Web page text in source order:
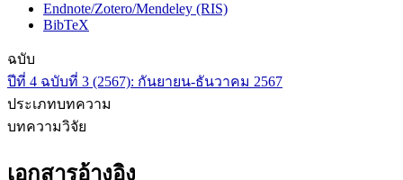
Endnote/Zotero/Mendeley (RIS)
BibTeX
ฉบับ
ปีที่ 4 ฉบับที่ 3 (2567): กันยายน-ธันวาคม 2567
ประเภทบทความ
บทความวิจัย
เอกสารอ้างอิง